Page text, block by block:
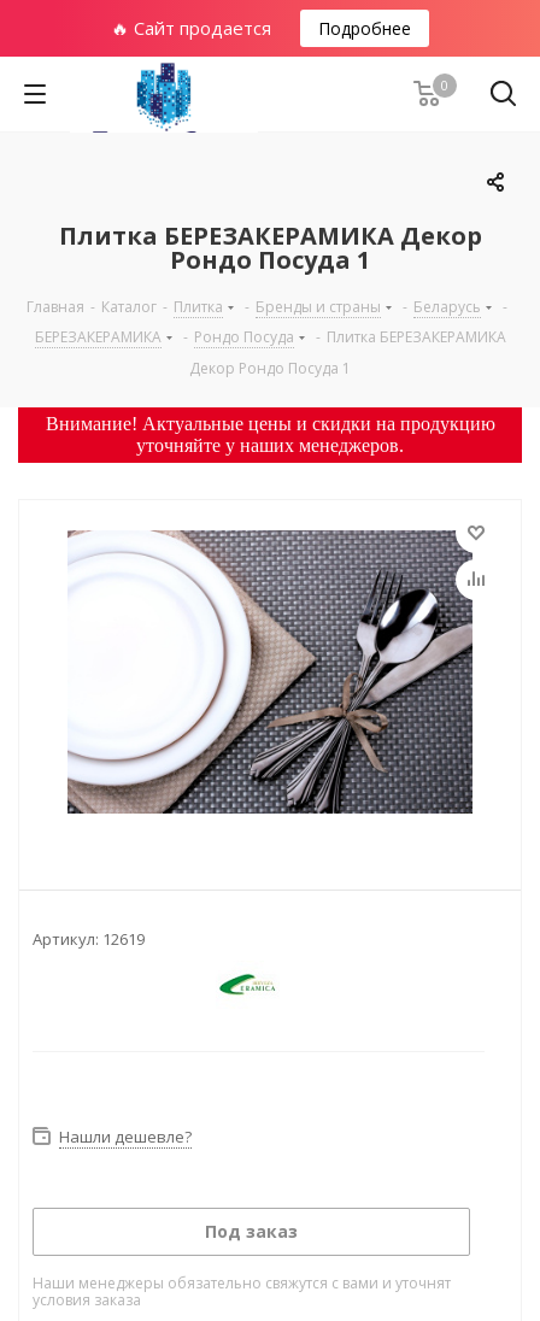
🔥 Сайт продается Подробнее
0
Плитка БЕРЕЗАКЕРАМИКА Декор
Рондо Посуда 1
Главная - Каталог - Плитка - Бренды и страны - Беларусь
-
БЕРЕЗАКЕРАМИКА
- Рондо Посуда - Плитка БЕРЕЗАКЕРАМИКА
Декор Рондо Посуда 1
Внимание! Актуальные цены и скидки на продукцию
уточняйте у наших менеджеров.
Артикул: 12619
Нашли дешевле?
Под заказ
Наши менеджеры обязательно свяжутся с вами и уточнят
условия заказа